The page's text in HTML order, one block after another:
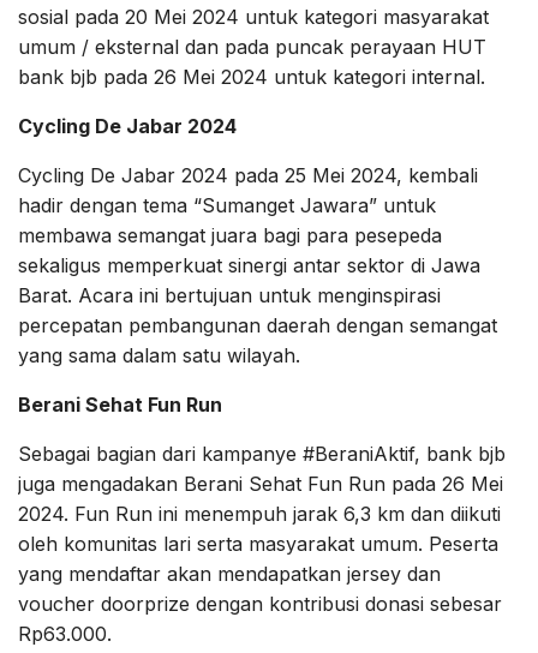
sosial pada 20 Mei 2024 untuk kategori masyarakat
umum / eksternal dan pada puncak perayaan HUT
bank bjb pada 26 Mei 2024 untuk kategori internal.
Cycling De Jabar 2024
Cycling De Jabar 2024 pada 25 Mei 2024, kembali
hadir dengan tema “Sumanget Jawara” untuk
membawa semangat juara bagi para pesepeda
sekaligus memperkuat sinergi antar sektor di Jawa
Barat. Acara ini bertujuan untuk menginspirasi
percepatan pembangunan daerah dengan semangat
yang sama dalam satu wilayah.
Berani Sehat Fun Run
Sebagai bagian dari kampanye #BeraniAktif, bank bjb
juga mengadakan Berani Sehat Fun Run pada 26 Mei
2024. Fun Run ini menempuh jarak 6,3 km dan diikuti
oleh komunitas lari serta masyarakat umum. Peserta
yang mendaftar akan mendapatkan jersey dan
voucher doorprize dengan kontribusi donasi sebesar
Rp63.000.